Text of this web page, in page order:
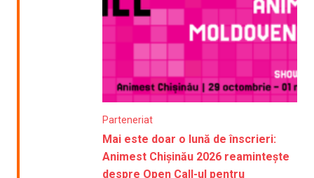
Parteneriat
Mai este doar o lună de înscrieri:
Animest Chișinău 2026 reamintește
despre Open Call-ul pentru